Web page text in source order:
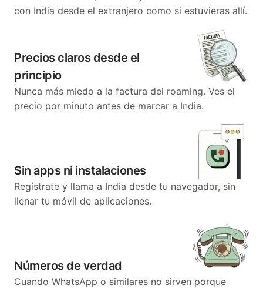
con India desde el extranjero como si estuvieras allí.
Precios claros desde el
principio
Nunca más miedo a la factura del roaming. Ves el
precio por minuto antes de marcar a India.
Sin apps ni instalaciones
Regístrate y llama a India desde tu navegador, sin
llenar tu móvil de aplicaciones.
Números de verdad
Cuando WhatsApp o similares no sirven porque